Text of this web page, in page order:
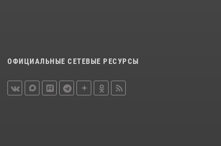
ОФИЦИАЛЬНЫЕ СЕТЕВЫЕ РЕСУРСЫ